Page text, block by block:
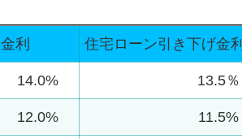
金利 住宅ローン引き下げ金利
14.0% 13.5％
12.0% 11.5%